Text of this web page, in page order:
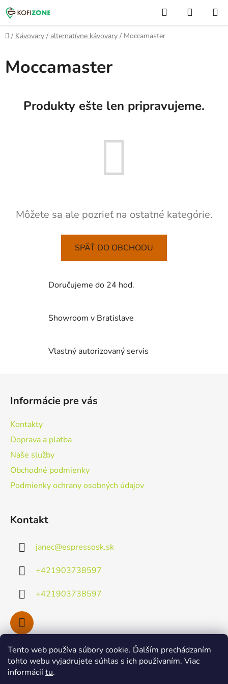
Tento web používa súbory cookie. Ďalším prechádzaním
tohto webu vyjadrujete súhlas s ich používaním. Viac
informáciítu.
Prejsť
na
obsah
Hľadať
KOŠÍK
Domov
/ Kávovary / alternatívne kávovary / Moccamaster
Moccamaster
Produkty ešte len pripravujeme.
Môžete sa ale pozrieť na ostatné kategórie.
SPÄŤ DO OBCHODU
Doručujeme do 24 hod.
Showroom v Bratislave
Vlastný autorizovaný servis
Informácie pre vás
Kontakty
Doprava a platba
Naše služby
Obchodné podmienky
Podmienky ochrany osobných údajov
Kontakt
janec@espressosk.sk
+421903738597
+421903738597
Facebook